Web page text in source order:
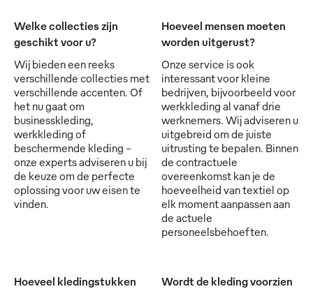
Welke collecties zijn
geschikt voor u?
Wij bieden een reeks
verschillende collecties met
verschillende accenten. Of
het nu gaat om
businesskleding,
werkkleding of
beschermende kleding -
onze experts adviseren u bij
de keuze om de perfecte
oplossing voor uw eisen te
vinden.
Hoeveel mensen moeten
worden uitgerust?
Onze service is ook
interessant voor kleine
bedrijven, bijvoorbeeld voor
werkkleding al vanaf drie
werknemers. Wij adviseren u
uitgebreid om de juiste
uitrusting te bepalen. Binnen
de contractuele
overeenkomst kan je de
hoeveelheid van textiel op
elk moment aanpassen aan
de actuele
personeelsbehoeften.
Hoeveel kledingstukken
Wordt de kleding voorzien